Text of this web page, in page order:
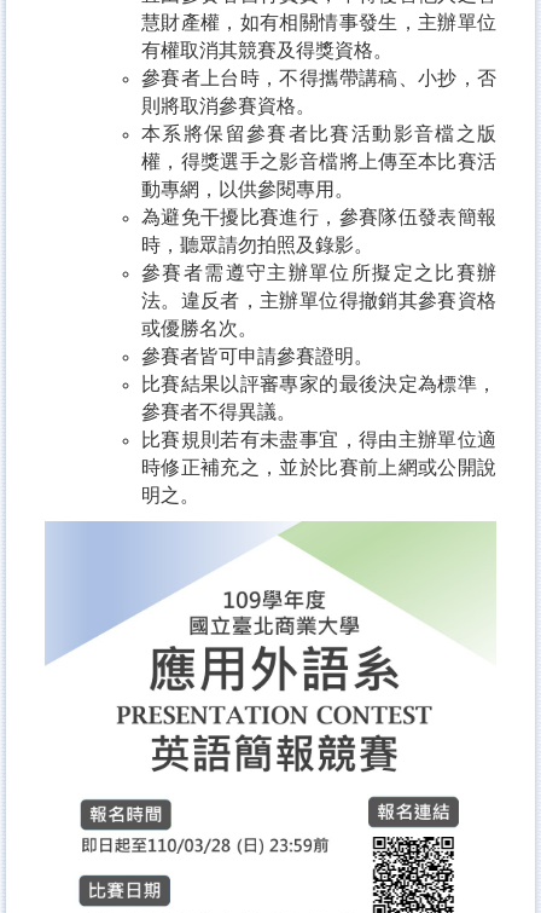
慧財產權，如有相關情事發生，主辦單位
有權取消其競賽及得獎資格。
參賽者上台時，不得攜帶講稿、小抄，否
則將取消參賽資格。
本系將保留參賽者比賽活動影音檔之版
權，得獎選手之影音檔將上傳至本比賽活
動專網，以供參閱專用。
為避免干擾比賽進行，參賽隊伍發表簡報
時，聽眾請勿拍照及錄影。
參賽者需遵守主辦單位所擬定之比賽辦
法。違反者，主辦單位得撤銷其參賽資格
或優勝名次。
參賽者皆可申請參賽證明。
比賽結果以評審專家的最後決定為標準，
參賽者不得異議。
比賽規則若有未盡事宜，得由主辦單位適
時修正補充之，並於比賽前上網或公開說
明之。